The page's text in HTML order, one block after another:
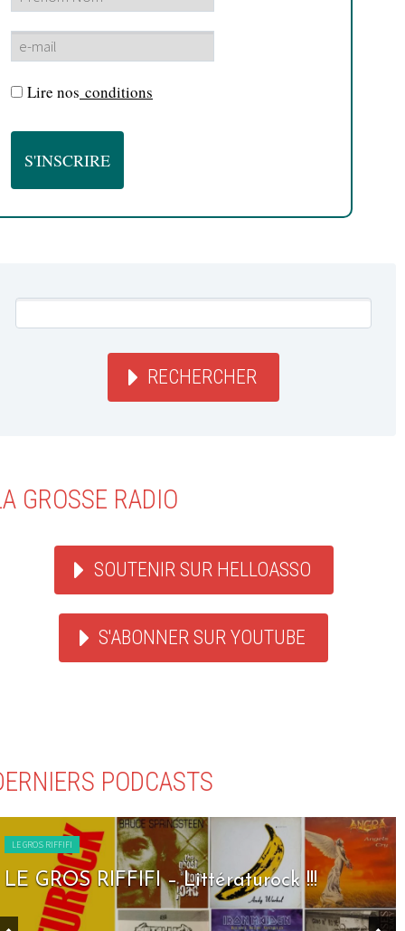
Lire nos conditions
RECHERCHER
GROSSE RADIO
SOUTENIR SUR HELLOASSO
S'ABONNER SUR YOUTUBE
PODCASTS
LE GROS RIFFIFI
LE GROS RIFFIFI – Littératurock !!!